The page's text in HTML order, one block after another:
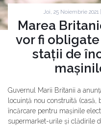
Joi, 25 Noiembrie 2021 |
Marea
vor fi
stații de
Guvernul Marii Britanii a
locuință nou construită (casă,
încărcare pentru mașinile
supermarket-urile și clădirile